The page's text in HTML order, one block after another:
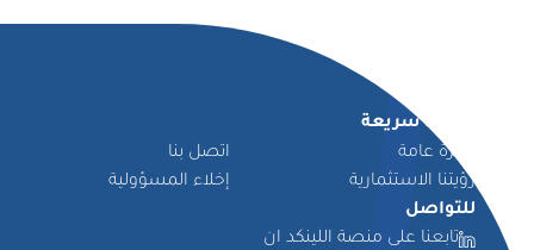
روابط سريعة
نظرة عامة
رؤيتنا الاستثمارية
اتصل بنا
إخلاء المسؤولية
للتواصل
تابعنا على منصة اللينكد ان